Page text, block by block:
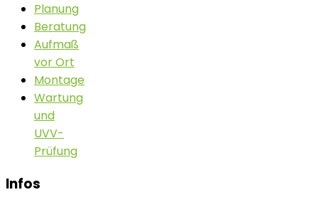
Planung
Beratung
Aufmaß
vor Ort
Montage
Wartung
und
UVV-
Prüfung
Infos